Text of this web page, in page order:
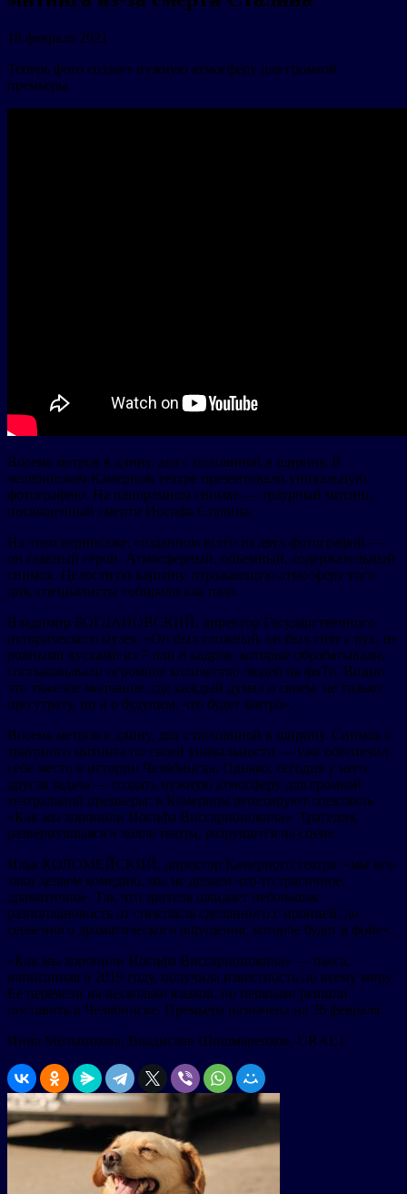
18 февраля 2021
Теперь фото создает нужную атмосферу для громкой
премьеры
Восемь метров в длину, два с половиной в ширину. В
челябинском Камерном театре презентовали уникальную
фотографию. На панорамном снимке — траурный митинг,
посвященный смерти Иосифа Сталина.
На этом вернисаже, созданном всего из двух фотографий —
он главный герой. Атмосферный, объемный, содержательный
снимок. Целостную картину, отражающую атмосферу того
дня, специалисты собирали как пазл.
Владимир БОГДАНОВСКИЙ, директор Государственного
исторического музея: «Он был сложный. он был снят с рук, не
ровными кусками из 7 или 8 кадров, которые обрабатывали,
состыковывали огромное количество людей на фоТо. Видно
это тяжелое молчание, где каждый думал о своем. не только
про утрату, но и о будущем, что будет завтра».
Восемь метров в длину, два с половиной в ширину. Снимок с
траурного митинга по своей уникальности — уже обеспечил
себе место в истории Челябинска. Однако, сегодня у него
другая задача — создать нужную атмосферу для громкой
театральной премьеры: в Камерном репетируют спектакль
«Как мы хоронили Иосифа Виссарионовича». Трагедия,
развернувшаяся в холле театра, разрушится на сцене.
Илья КОЛОМЕЙСКИЙ, директор Камерного театра: «мы все-
таки делаем комедию, мы не делаем что-то трагичное,
драматичное. Так что зрителя ожидает небольшая
разноплановость от спектакля сделанного с иронией, до
серьезного драматического ощущения, которое будет в фойе».
«Как мы хоронили Иосифа Виссарионовича» — пьеса,
написанная в 2019 году, получила известность по всему миру.
Ее перевели на несколько языков, но первыми решили
поставить в Челябинске. Премьера назначена на 26 февраля.
Инна Мельникова, Владислав Шишмаренков, URAL1.